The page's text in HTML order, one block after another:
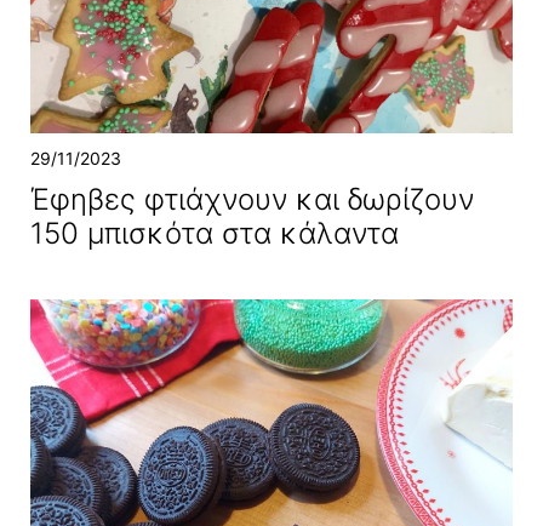
29/11/2023
Έφηβες φτιάχνουν και δωρίζουν
150 μπισκότα στα κάλαντα